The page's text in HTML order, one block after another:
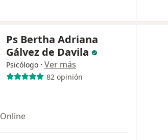
Ps Bertha Adriana
Gálvez de Davila
Psicólogo · Ver más
82 opinión
Online